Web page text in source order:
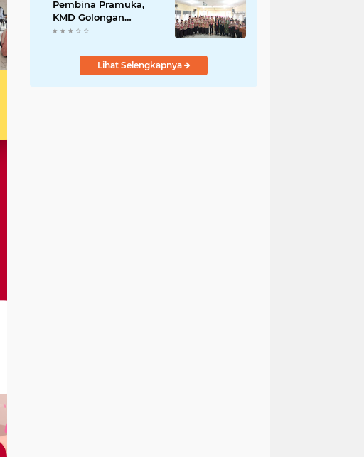
DED
Pembina Pramuka,
KMD Golongan
Penggalang Pituruh
Lihat Selengkapnya